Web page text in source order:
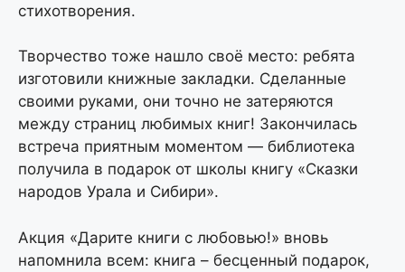
стихотворения.
Творчество тоже нашло своё место: ребята
изготовили книжные закладки. Сделанные
своими руками, они точно не затеряются
между страниц любимых книг! Закончилась
встреча приятным моментом — библиотека
получила в подарок от школы книгу «Сказки
народов Урала и Сибири».
Акция «Дарите книги с любовью!» вновь
напомнила всем: книга – бесценный подарок,